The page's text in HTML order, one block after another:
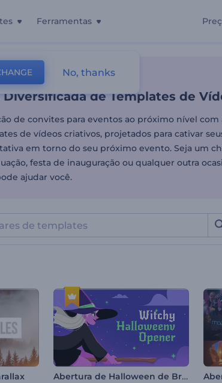
Ferramentas
Diversificada de
De Convites Outros
Diversificada de Templates de
de convites para eventos ao próximo nível com
de vídeos criativos, projetados para cativar
em torno do seu próximo evento. Seja um
festa de inauguração ou qualquer outra
ajudar você.
Abertura de Halloween de Bruxa
No, thanks